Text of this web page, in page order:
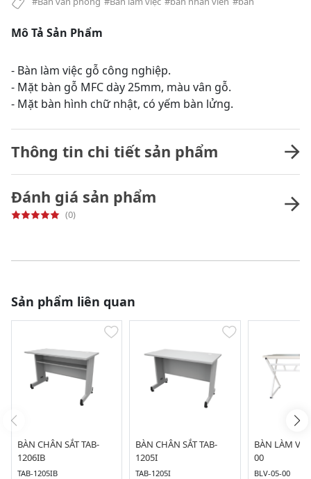
Mô Tả Sản Phẩm
- Bàn làm việc gỗ công nghiệp.
- Mặt bàn gỗ MFC dày 25mm, màu vân gỗ.
- Mặt bàn hình chữ nhật, có yếm bàn lửng.
Thông tin chi tiết sản phẩm
Đánh giá sản phẩm
(0)
Sản phẩm liên quan
BÀN CHÂN SẮT TAB-
1206IB
TAB-1205IB
BÀN CHÂN SẮT TAB-
1205I
TAB-1205I
BÀN LÀM
00
BLV-05-00